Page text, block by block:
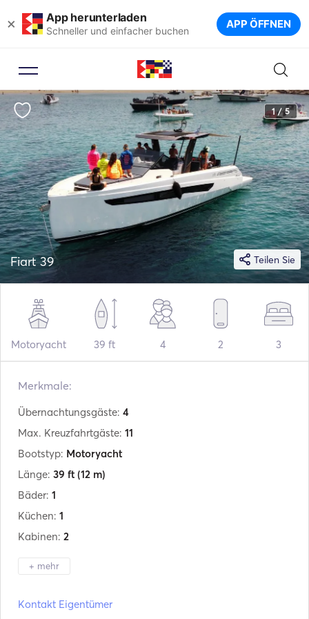
× App herunterladen
Schneller und einfacher buchen APP ÖFFNEN
1 / 5
Teilen Sie
Fiart 39
Motoryacht 39 ft 4 2 3
Merkmale:
Übernachtungsgäste: 4
Max. Kreuzfahrtgäste: 11
Bootstyp: Motoryacht
Länge: 39 ft (12 m)
Bäder: 1
Küchen: 1
Kabinen: 2
+ mehr
Kontakt Eigentümer